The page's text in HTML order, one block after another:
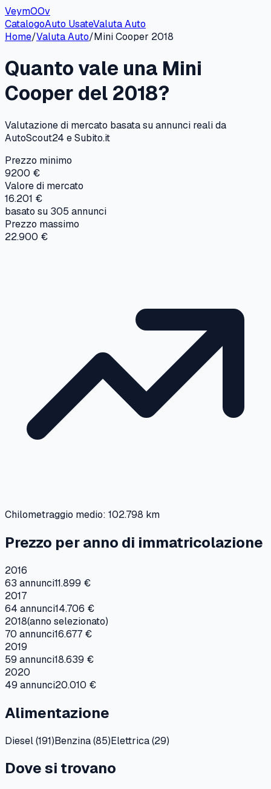
VeymOOv
CatalogoAuto UsateValuta Auto
Home/Valuta Auto/MiniCooper 2018
Quanto vale una Mini
Cooper del 2018?
Valutazione di mercato basata su annunci reali da
AutoScout24 e Subito.it
Prezzo minimo
9200 €
Valore di mercato
16.201 €
basato su 305 annunci
Prezzo massimo
22.900 €
Chilometraggio medio: 102.798 km
Prezzo per anno di immatricolazione
2016
63 annunci11.899 €
2017
64 annunci14.706 €
2018(anno selezionato)
70 annunci16.677 €
2019
59 annunci18.639 €
2020
49 annunci20.010 €
Alimentazione
Diesel(191)Benzina(85)Elettrica(29)
Dove si trovano